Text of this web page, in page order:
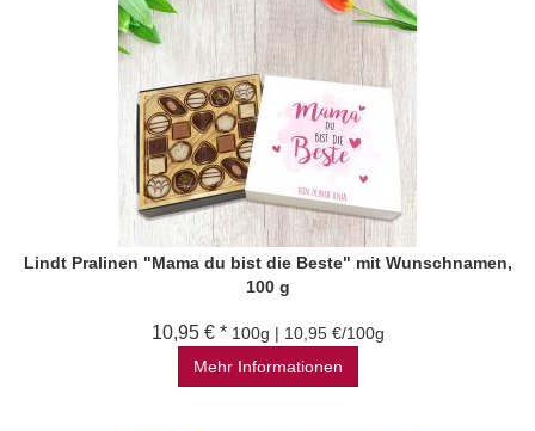
Lindt Pralinen "Mama du bist die Beste" mit Wunschnamen,
100 g
10,95 € * 100g | 10,95 €/100g
Mehr Informationen